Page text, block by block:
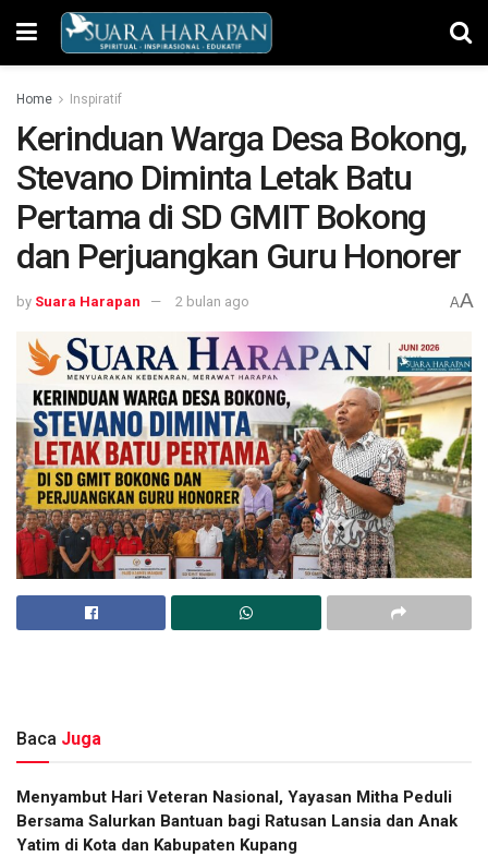
Home Inspiratif
Kerinduan Warga Desa Bokong,
Stevano Diminta Letak Batu
Pertama di SD GMIT Bokong
dan Perjuangkan Guru Honorer
by Suara Harapan 2 bulan ago AA
Baca Juga
​Menyambut Hari Veteran Nasional, Yayasan Mitha Peduli
Bersama Salurkan Bantuan bagi Ratusan Lansia dan Anak
Yatim di Kota dan Kabupaten Kupang